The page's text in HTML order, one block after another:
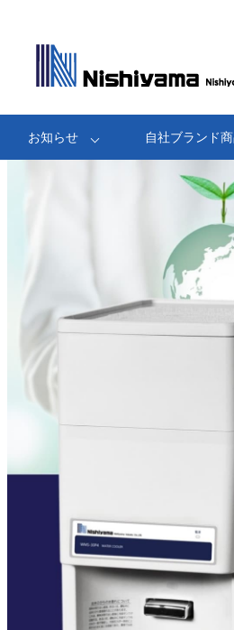
お知らせ 自社ブランド